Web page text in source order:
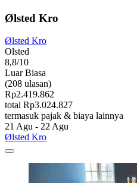
Ølsted Kro
Ølsted Kro
Olsted
8,8/10
Luar Biasa
(208 ulasan)
Rp2.419.862
total Rp3.024.827
termasuk pajak & biaya lainnya
21 Agu - 22 Agu
Ølsted Kro